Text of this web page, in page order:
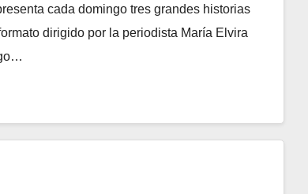
cada domingo tres grandes historias
dirigido por la periodista María Elvira